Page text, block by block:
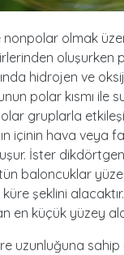
olmak
oluşurken
hidrojen ve
polar kısmı ile
gruplarla
içinin hava veya
İster
baloncuklar
şeklini
en küçük yüzey
uzunluğuna